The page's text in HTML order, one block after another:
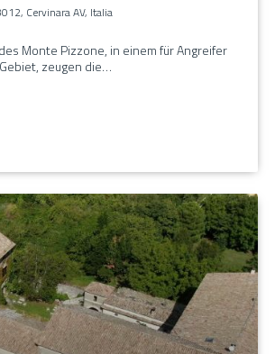
Cervinara AV, Italia
Monte Pizzone, in einem für Angreifer
zeugen die…